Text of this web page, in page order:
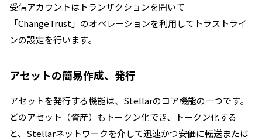
受信アカウントはトランザクションを開いて
「ChangeTrust」のオペレーションを利用してトラストライ
ンの設定を行います。
アセットの簡易作成、発行
アセットを発行する機能は、Stellarのコア機能の一つです。
どのアセット（資産）もトークン化でき、トークン化する
と、Stellarネットワークを介して迅速かつ安価に転送または